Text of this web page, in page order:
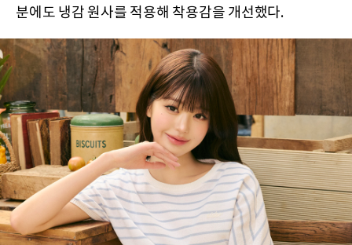
분에도 냉감 원사를 적용해 착용감을 개선했다.